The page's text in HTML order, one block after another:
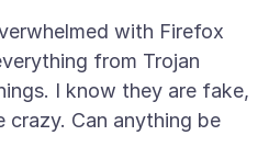
with Firefox
from Trojan
I know they are fake,
crazy. Can anything be